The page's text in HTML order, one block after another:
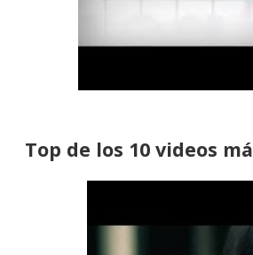
Top de los 10 videos